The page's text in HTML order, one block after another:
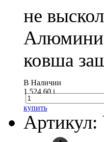
не
ковша
В Наличии
1 524.60i
купить